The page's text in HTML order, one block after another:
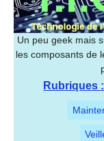
Un peu geek mais
les composants de
Rubriques :